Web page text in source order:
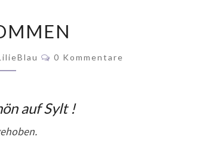
Kommentare
0 Kommentare
auf Sylt !